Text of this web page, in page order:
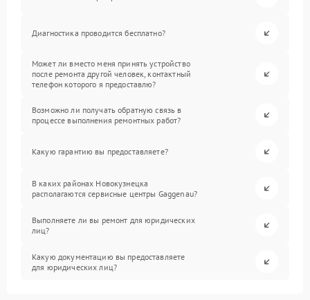
Диагностика проводится бесплатно?
Может ли вместо меня принять устройство
после ремонта другой человек, контактный
телефон которого я предоставлю?
Возможно ли получать обратную связь в
процессе выполнения ремонтных работ?
Какую гарантию вы предоставляете?
В каких районах Новокузнецка
располагаются сервисные центры Gaggenau?
Выполняете ли вы ремонт для юридических
лиц?
Какую документацию вы предоставляете
для юридических лиц?